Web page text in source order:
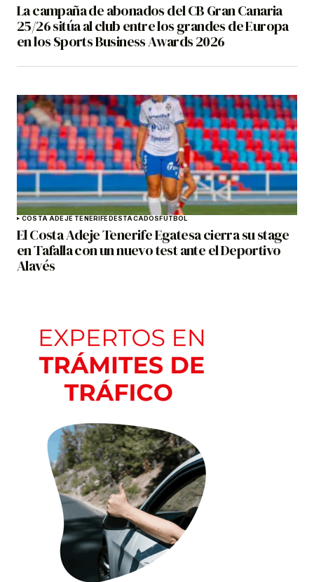
La campaña de abonados del CB Gran Canaria
25/26 sitúa al club entre los grandes de Europa
en los Sports Business Awards 2026
COSTA ADEJE TENERIFEDESTACADOSFÚTBOL
El Costa Adeje Tenerife Egatesa cierra su stage
en Tafalla con un nuevo test ante el Deportivo
Alavés